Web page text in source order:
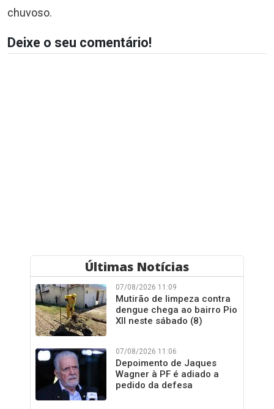
chuvoso.
Deixe o seu comentário!
Últimas Notícias
07/08/2026 11:09
Mutirão de limpeza contra
dengue chega ao bairro Pio
XII neste sábado (8)
07/08/2026 11:06
Depoimento de Jaques
Wagner à PF é adiado a
pedido da defesa